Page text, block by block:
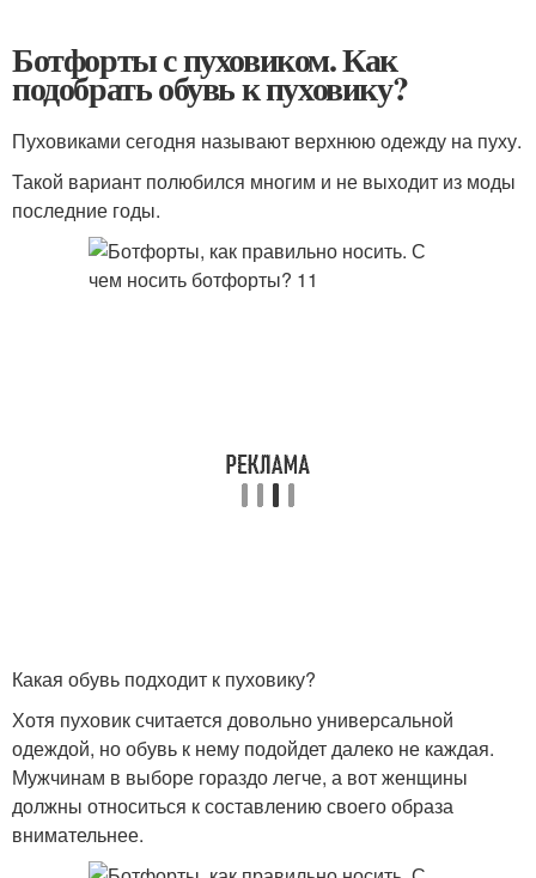
Ботфорты с пуховиком. Как
подобрать обувь к пуховику?
Пуховиками сегодня называют верхнюю одежду на пуху.
Такой вариант полюбился многим и не выходит из моды
последние годы.
Какая обувь подходит к пуховику?
Хотя пуховик считается довольно универсальной
одеждой, но обувь к нему подойдет далеко не каждая.
Мужчинам в выборе гораздо легче, а вот женщины
должны относиться к составлению своего образа
внимательнее.